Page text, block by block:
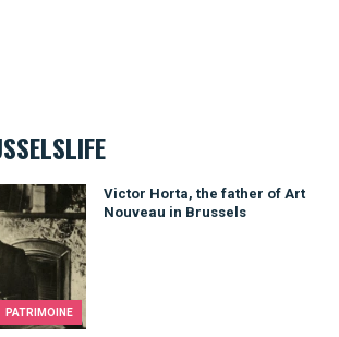
PATRIMOINE
Victor Horta, the father of Art
Nouveau in Brussels
of Art Nouveau in Brussels